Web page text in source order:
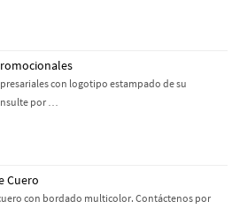
con logotipo estampado de su
por …
Cuero
con bordado multicolor. Contáctenos por